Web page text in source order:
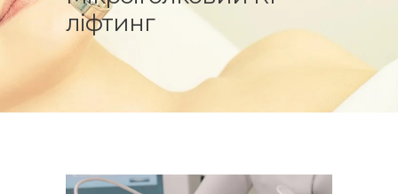
ліфтинг
ВІДГУКИ
КОНТАКТИ